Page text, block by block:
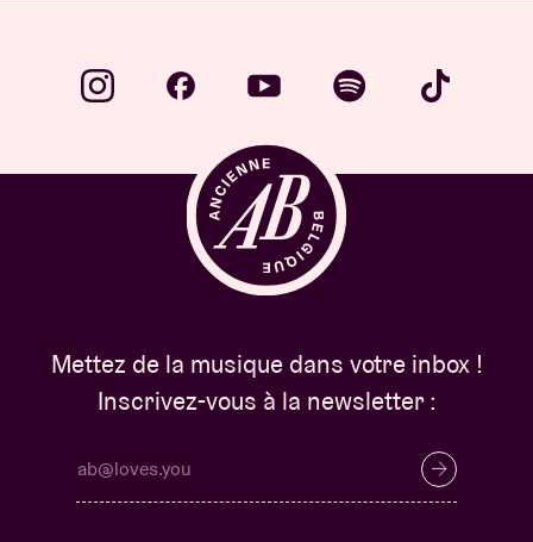
Mettez de la musique dans votre inbox !
Inscrivez-vous à la newsletter :